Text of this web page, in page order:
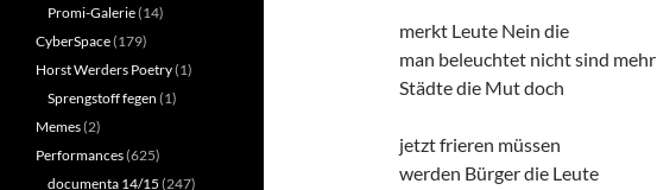
merkt Leute Nein die
man beleuchtet nicht sind mehr
Städte die Mut doch
jetzt frieren müssen
werden Bürger die Leute
Promi-Galerie(14)
CyberSpace(179)
Horst Werders Poetry(1)
Sprengstoff fegen (1)
Memes(2)
Performances(625)
documenta 14/15 (247)